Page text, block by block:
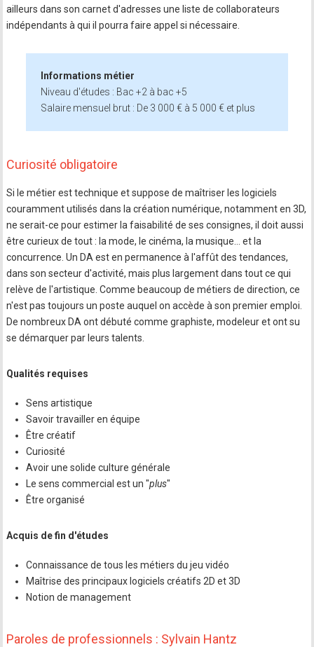
ailleurs dans son carnet d'adresses une liste de collaborateurs
indépendants à qui il pourra faire appel si nécessaire.
Informations métier
Niveau d'études : Bac +2 à bac +5
Salaire mensuel brut : De 3 000 € à 5 000 € et plus
Curiosité obligatoire
Si le métier est technique et suppose de maîtriser les logiciels
couramment utilisés dans la création numérique, notamment en 3D,
ne serait-ce pour estimer la faisabilité de ses consignes, il doit aussi
être curieux de tout : la mode, le cinéma, la musique… et la
concurrence. Un DA est en permanence à l'affût des tendances,
dans son secteur d'activité, mais plus largement dans tout ce qui
relève de l'artistique. Comme beaucoup de métiers de direction, ce
n'est pas toujours un poste auquel on accède à son premier emploi.
De nombreux DA ont débuté comme graphiste, modeleur et ont su
se démarquer par leurs talents.
Qualités requises
Sens artistique
Savoir travailler en équipe
Être créatif
Curiosité
Avoir une solide culture générale
Le sens commercial est un "plus"
Être organisé
Acquis de fin d'études
Connaissance de tous les métiers du jeu vidéo
Maîtrise des principaux logiciels créatifs 2D et 3D
Notion de management
Paroles de professionnels : Sylvain Hantz